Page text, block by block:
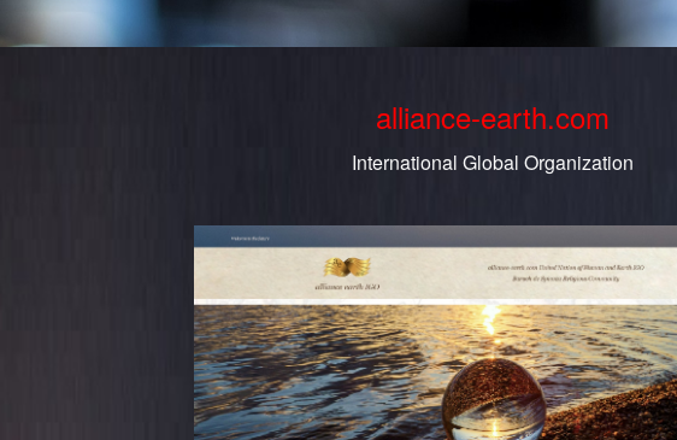
alliance-earth.com
International Global Organization